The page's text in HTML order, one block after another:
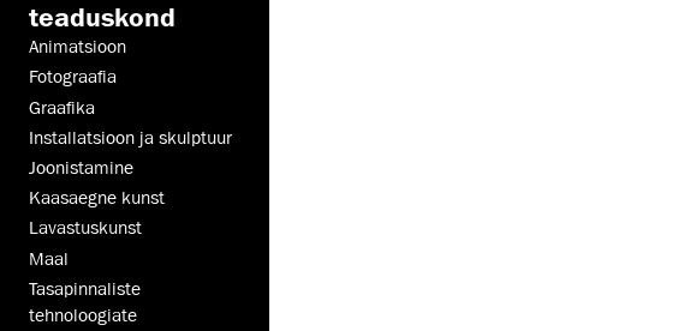
teaduskond
Animatsioon
Fotograafia
Graafika
Installatsioon ja skulptuur
Joonistamine
Kaasaegne kunst
Lavastuskunst
Maal
Tasapinnaliste
tehnoloogiate